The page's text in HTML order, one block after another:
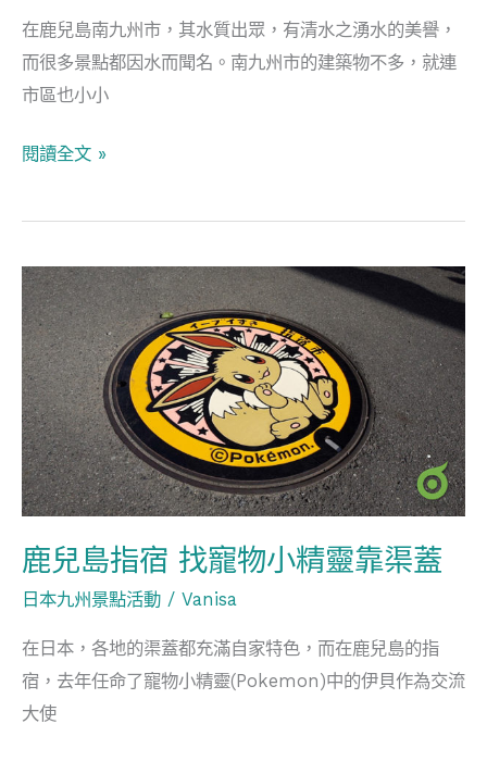
在鹿兒島南九州市，其水質出眾，有清水之湧水的美譽，
而很多景點都因水而聞名。南九州市的建築物不多，就連
市區也小小
水
賞
楓
閱讀全文 »
鹿兒島指宿 找寵物小精靈靠渠蓋
日本九州景點活動 / Vanisa
在日本，各地的渠蓋都充滿自家特色，而在鹿兒島的指
宿，去年任命了寵物小精靈(Pokemon)中的伊貝作為交流
大使
鹿
兒
島
指
宿
找
寵
物
小
精
靈
靠
渠
蓋